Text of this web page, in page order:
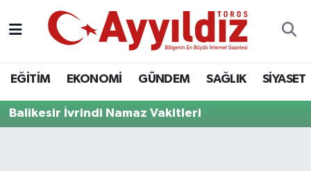
EĞİTİM EKONOMİ GÜNDEM SAĞLIK SİYASET
Balikesir İvrindi Namaz Vakitleri